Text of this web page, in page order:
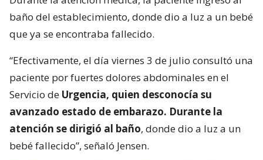
baño del establecimiento, donde dio a luz a un bebé
que ya se encontraba fallecido.
“Efectivamente, el día viernes 3 de julio consultó una
paciente por fuertes dolores abdominales en el
Servicio de Urgencia, quien desconocía su
avanzado estado de embarazo. Durante la
atención se dirigió al baño, donde dio a luz a un
bebé fallecido”, señaló Jensen.